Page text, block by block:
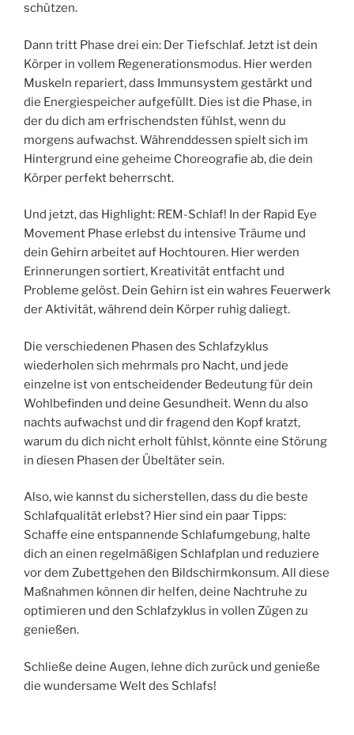
schützen.
Dann tritt Phase drei ein: Der Tiefschlaf. Jetzt ist dein
Körper in vollem Regenerationsmodus. Hier werden
Muskeln repariert, dass Immunsystem gestärkt und
die Energiespeicher aufgefüllt. Dies ist die Phase, in
der du dich am erfrischendsten fühlst, wenn du
morgens aufwachst. Währenddessen spielt sich im
Hintergrund eine geheime Choreografie ab, die dein
Körper perfekt beherrscht.
Und jetzt, das Highlight: REM-Schlaf! In der Rapid Eye
Movement Phase erlebst du intensive Träume und
dein Gehirn arbeitet auf Hochtouren. Hier werden
Erinnerungen sortiert, Kreativität entfacht und
Probleme gelöst. Dein Gehirn ist ein wahres Feuerwerk
der Aktivität, während dein Körper ruhig daliegt.
Die verschiedenen Phasen des Schlafzyklus
wiederholen sich mehrmals pro Nacht, und jede
einzelne ist von entscheidender Bedeutung für dein
Wohlbefinden und deine Gesundheit. Wenn du also
nachts aufwachst und dir fragend den Kopf kratzt,
warum du dich nicht erholt fühlst, könnte eine Störung
in diesen Phasen der Übeltäter sein.
Also, wie kannst du sicherstellen, dass du die beste
Schlafqualität erlebst? Hier sind ein paar Tipps:
Schaffe eine entspannende Schlafumgebung, halte
dich an einen regelmäßigen Schlafplan und reduziere
vor dem Zubettgehen den Bildschirmkonsum. All diese
Maßnahmen können dir helfen, deine Nachtruhe zu
optimieren und den Schlafzyklus in vollen Zügen zu
genießen.
Schließe deine Augen, lehne dich zurück und genieße
die wundersame Welt des Schlafs!